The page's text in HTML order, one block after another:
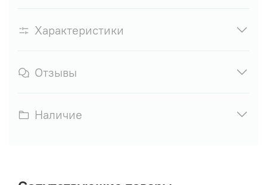
Характеристики
Отзывы
Наличие